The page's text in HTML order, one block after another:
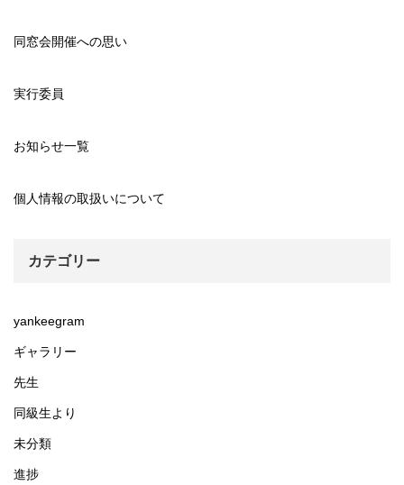
同窓会開催への思い
実行委員
お知らせ一覧
個人情報の取扱いについて
カテゴリー
yankeegram
ギャラリー
先生
同級生より
未分類
進捗